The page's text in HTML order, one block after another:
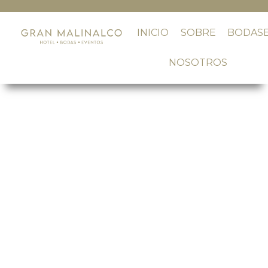
INICIO SOBRE
NOSOTROS
BODAS